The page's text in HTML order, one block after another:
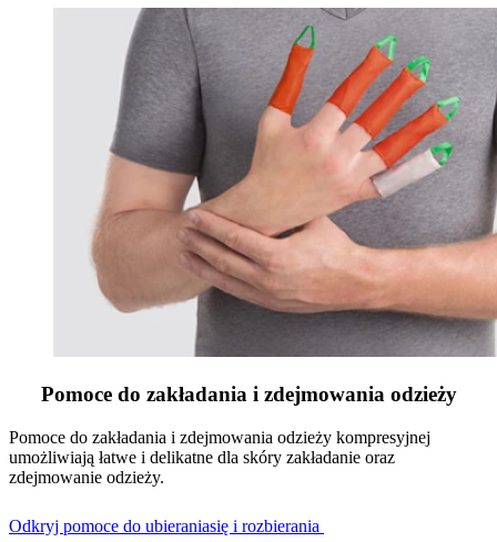
Pomoce do zakładania i zdejmowania odzieży
Pomoce do zakładania i zdejmowania odzieży kompresyjnej
umożliwiają łatwe i delikatne dla skóry zakładanie oraz
zdejmowanie odzieży.
Odkryj pomoce do ubieraniasię i rozbierania